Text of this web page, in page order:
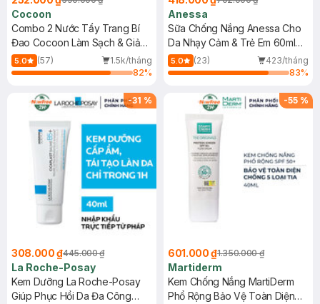
Cocoon
Combo 2 Nước Tẩy Trang Bí
Đao Cocoon Làm Sạch & Giảm
Dầu 500ml
5.0 (57)
1.5k/tháng
82%
Anessa
Sữa Chống Nắng Anessa Cho
Da Nhạy Cảm & Trẻ Em 60ml
(Mới)
5.0 (23)
423/tháng
83%
-31 %
308.000 ₫445.000 ₫
La Roche-Posay
Kem Dưỡng La Roche-Posay
Giúp Phục Hồi Da Đa Công
-55 %
601.000 ₫1.350.000 ₫
Martiderm
Kem Chống Nắng MartiDerm
Phổ Rộng Bảo Vệ Toàn Diện